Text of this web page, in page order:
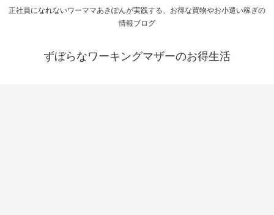
正社員になれないワーママあきぽんが実践する、お得な買物やお小遣い稼ぎの
情報ブログ
ずぼらなワーキングマザーのお得生活